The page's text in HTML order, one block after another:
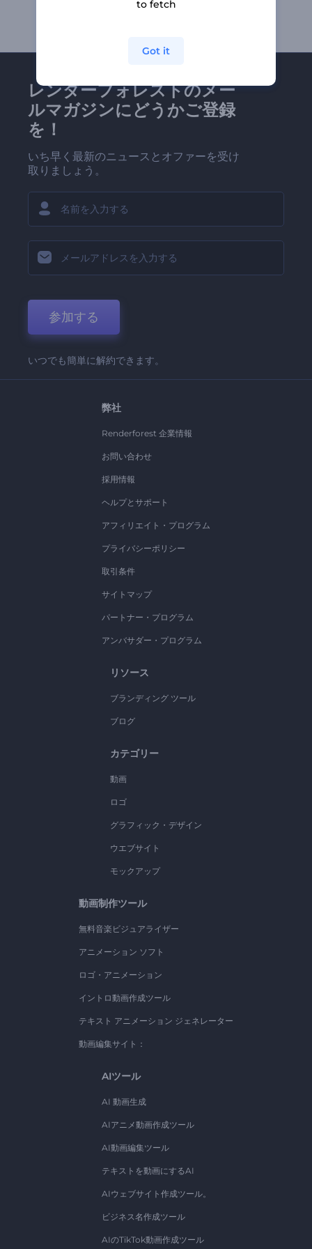
レンダーフォレストのメー
ルマガジンにどうかご登録
を！
いち早く最新のニュースとオファーを受け
取りましょう。
参加する
いつでも簡単に解約できます。
弊社
Renderforest 企業情報
お問い合わせ
採用情報
ヘルプとサポート
アフィリエイト・プログラム
プライバシーポリシー
取引条件
サイトマップ
パートナー・プログラム
アンバサダー・プログラム
リソース
ブランディング ツール
ブログ
カテゴリー
動画
ロゴ
グラフィック・デザイン
ウエブサイト
モックアップ
動画制作ツール
無料音楽ビジュアライザー
アニメーション ソフト
ロゴ・アニメーション
イントロ動画作成ツール
テキスト アニメーション ジェネレーター
動画編集サイト：
AIツール
AI 動画生成
AIアニメ動画作成ツール
AI動画編集ツール
テキストを動画にするAI
AIウェブサイト作成ツール。
ビジネス名作成ツール
AIのTikTok動画作成ツール
to fetch
Got it